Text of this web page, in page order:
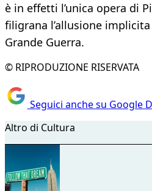
è in effetti l’unica opera di
filigrana l’allusione
Grande Guerra.
© RIPRODUZIONE RISERVATA
Seguici anche su Google
Altro di Cultura